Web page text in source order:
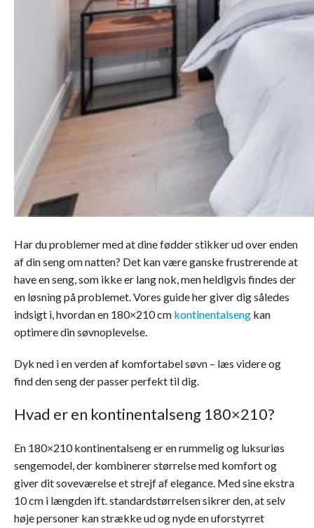
Har du problemer med at dine fødder stikker ud over enden
af din seng om natten? Det kan være ganske frustrerende at
have en seng, som ikke er lang nok, men heldigvis findes der
en løsning på problemet. Vores guide her giver dig således
indsigt i, hvordan en 180×210 cm kontinentalseng kan
optimere din søvnoplevelse.
Dyk ned i en verden af komfortabel søvn – læs videre og
find den seng der passer perfekt til dig.
Hvad er en kontinentalseng 180×210?
En 180×210 kontinentalseng er en rummelig og luksuriøs
sengemodel, der kombinerer størrelse med komfort og
giver dit soveværelse et strejf af elegance. Med sine ekstra
10 cm i længden ift. standardstørrelsen sikrer den, at selv
høje personer kan strække ud og nyde en uforstyrret